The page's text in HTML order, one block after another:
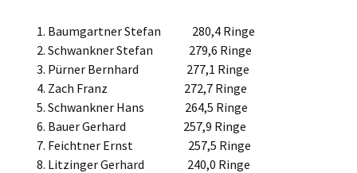
Baumgartner Stefan 280,4 Ringe
Schwankner Stefan 279,6 Ringe
Pürner Bernhard 277,1 Ringe
Zach Franz 272,7 Ringe
Schwankner Hans 264,5 Ringe
Bauer Gerhard 257,9 Ringe
Feichtner Ernst 257,5 Ringe
Litzinger Gerhard 240,0 Ringe